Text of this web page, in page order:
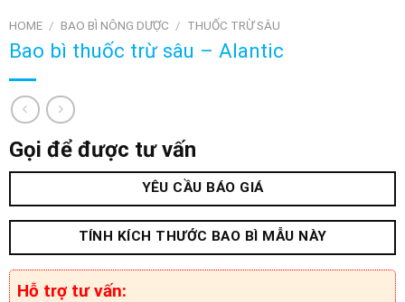
HOME / BAO BÌ NÔNG DƯỢC / THUỐC TRỪ SÂU
Bao bì thuốc trừ sâu – Alantic
Gọi để được tư vấn
YÊU CẦU BÁO GIÁ
TÍNH KÍCH THƯỚC BAO BÌ MẪU NÀY
Hỗ trợ tư vấn: